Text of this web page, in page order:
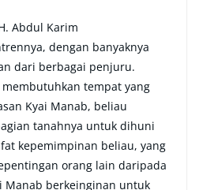
Abdul Karim
dengan banyaknya
dari berbagai penjuru.
tempat yang
Kyai Manab, beliau
tanahnya untuk dihuni
kepemimpinan beliau, yang
orang lain daripada
Manab berkeinginan untuk